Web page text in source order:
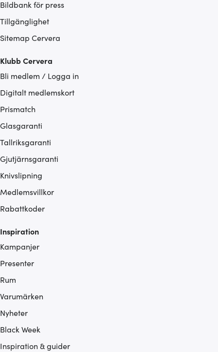
Bildbank för press
Tillgänglighet
Sitemap Cervera
Klubb Cervera
Bli medlem / Logga in
Digitalt medlemskort
Prismatch
Glasgaranti
Tallriksgaranti
Gjutjärnsgaranti
Knivslipning
Medlemsvillkor
Rabattkoder
Inspiration
Kampanjer
Presenter
Rum
Varumärken
Nyheter
Black Week
Inspiration & guider